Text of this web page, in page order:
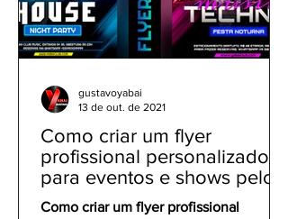
Como criar um flyer
profissional personalizado
para eventos e shows pelo
celular | Tutorial PicsArt
Como criar um flyer profissional
gustavoyabai
13 de out. de 2021